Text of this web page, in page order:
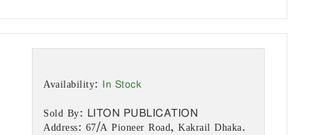
Availability: In Stock
Sold By: LITON PUBLICATION
Address: 67/A Pioneer Road, Kakrail Dhaka.